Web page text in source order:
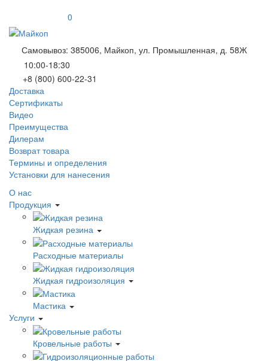
0
Самовывоз: 385006, Майкоп, ул. Промышленная, д. 58Ж
10:00-18:30
+8 (800) 600-22-31
Доставка
Сертификаты
Видео
Преимущества
Дилерам
Возврат товара
Термины и определения
Установки для нанесения
О нас
Продукция
Жидкая резина
Расходные материалы
Жидкая гидроизоляция
Мастика
Услуги
Кровельные работы